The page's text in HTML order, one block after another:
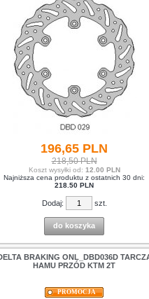
196,65 PLN
218,50 PLN
Koszt wysyłki od: 12.00 PLN
Najniższa cena produktu z ostatnich 30 dni:
218.50 PLN
Dodaj: szt.
do koszyka
BRAKING ONL_DBD036D
HAMU PRZÓD KTM 2T
PROMOCJA